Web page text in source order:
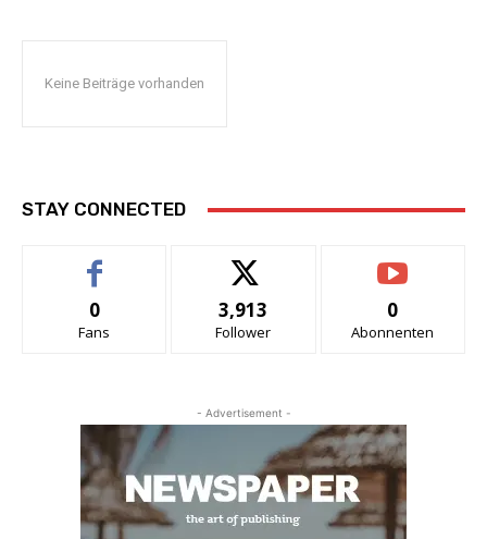
Keine Beiträge vorhanden
STAY CONNECTED
0
Fans
3,913
Follower
0
Abonnenten
- Advertisement -